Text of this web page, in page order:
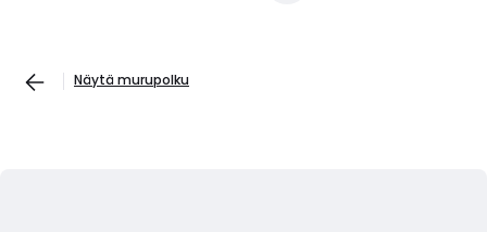
Näytä murupolku